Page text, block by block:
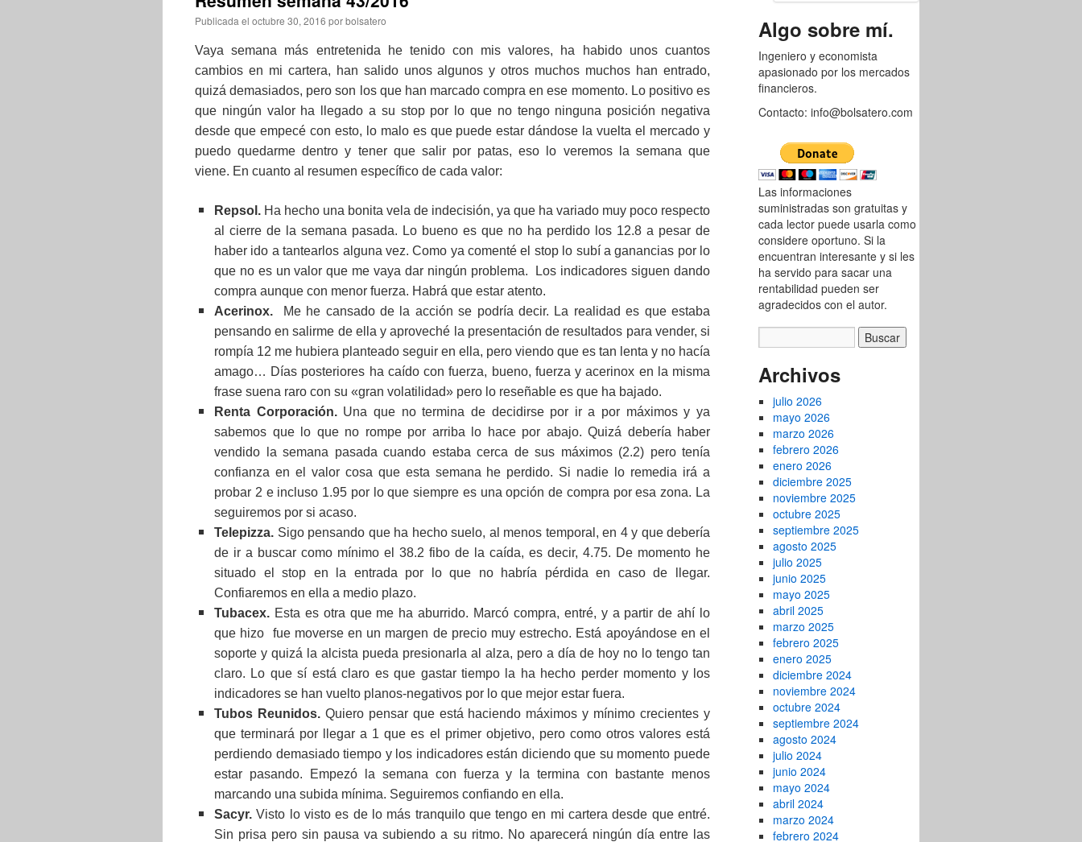
Publicada el octubre 30, 2016 porbolsatero
Vaya semana más entretenida he tenido con mis valores, ha habido unos cuantos
cambios en mi cartera, han salido unos algunos y otros muchos muchos han entrado,
quizá demasiados, pero son los que han marcado compra en ese momento. Lo positivo es
que ningún valor ha llegado a su stop por lo que no tengo ninguna posición negativa
desde que empecé con esto, lo malo es que puede estar dándose la vuelta el mercado y
puedo quedarme dentro y tener que salir por patas, eso lo veremos la semana que
viene. En cuanto al resumen específico de cada valor:
Repsol. Ha hecho una bonita vela de indecisión, ya que ha variado muy poco respecto
al cierre de la semana pasada. Lo bueno es que no ha perdido los 12.8 a pesar de
haber ido a tantearlos alguna vez. Como ya comenté el stop lo subí a ganancias por lo
que no es un valor que me vaya dar ningún problema. Los indicadores siguen dando
compra aunque con menor fuerza. Habrá que estar atento.
Acerinox. Me he cansado de la acción se podría decir. La realidad es que estaba
pensando en salirme de ella y aproveché la presentación de resultados para vender, si
rompía 12 me hubiera planteado seguir en ella, pero viendo que es tan lenta y no hacía
amago… Días posteriores ha caído con fuerza, bueno, fuerza y acerinox en la misma
frase suena raro con su «gran volatilidad» pero lo reseñable es que ha bajado.
Renta Corporación.Una que no termina de decidirse por ir a por máximos y ya
sabemos que lo que no rompe por arriba lo hace por abajo. Quizá debería haber
vendido la semana pasada cuando estaba cerca de sus máximos (2.2) pero tenía
confianza en el valor cosa que esta semana he perdido. Si nadie lo remedia irá a
probar 2 e incluso 1.95 por lo que siempre es una opción de compra por esa zona. La
seguiremos por si acaso.
Telepizza. Sigo pensando que ha hecho suelo, al menos temporal, en 4 y que debería
de ir a buscar como mínimo el 38.2 fibo de la caída, es decir, 4.75. De momento he
situado el stop en la entrada por lo que no habría pérdida en caso de llegar.
Confiaremos en ella a medio plazo.
Tubacex. Esta es otra que me ha aburrido. Marcó compra, entré, y a partir de ahí lo
que hizo fue moverse en un margen de precio muy estrecho. Está apoyándose en el
soporte y quizá la alcista pueda presionarla al alza, pero a día de hoy no lo tengo tan
claro. Lo que sí está claro es que gastar tiempo la ha hecho perder momento y los
indicadores se han vuelto planos-negativos por lo que mejor estar fuera.
Tubos Reunidos.Quiero pensar que está haciendo máximos y mínimo crecientes y
que terminará por llegar a 1 que es el primer objetivo, pero como otros valores está
perdiendo demasiado tiempo y los indicadores están diciendo que su momento puede
estar pasando. Empezó la semana con fuerza y la termina con bastante menos
marcando una subida mínima. Seguiremos confiando en ella.
Sacyr. Visto lo visto es de lo más tranquilo que tengo en mi cartera desde que entré.
Sin prisa pero sin pausa va subiendo a su ritmo. No aparecerá ningún día entre las
Algo sobre mí.
Ingeniero y economista
apasionado por los mercados
financieros.
Contacto: info@bolsatero.com
Las informaciones
suministradas son gratuitas y
cada lector puede usarla como
considere oportuno. Si la
encuentran interesante y si les
ha servido para sacar una
rentabilidad pueden ser
agradecidos con el autor.
Archivos
julio 2026
mayo 2026
marzo 2026
febrero 2026
enero 2026
diciembre 2025
noviembre 2025
octubre 2025
septiembre 2025
agosto 2025
julio 2025
junio 2025
mayo 2025
abril 2025
marzo 2025
febrero 2025
enero 2025
diciembre 2024
noviembre 2024
octubre 2024
septiembre 2024
agosto 2024
julio 2024
junio 2024
mayo 2024
abril 2024
marzo 2024
febrero 2024